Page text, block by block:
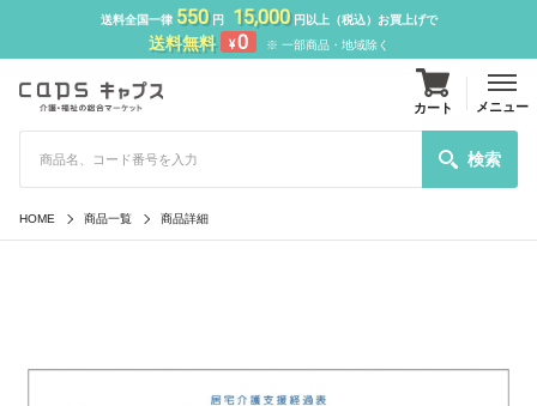
送料全国一律 550円 15,000円以上（税込）お買上げで
送料無料 ¥0 ※ 一部商品・地域除く
検索
カート メニュー
HOME 商品一覧 商品詳細